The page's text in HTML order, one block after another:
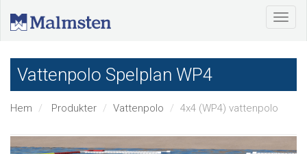
Vattenpolo Spelplan WP4
Hem Produkter Vattenpolo 4x4 (WP4) vattenpolo